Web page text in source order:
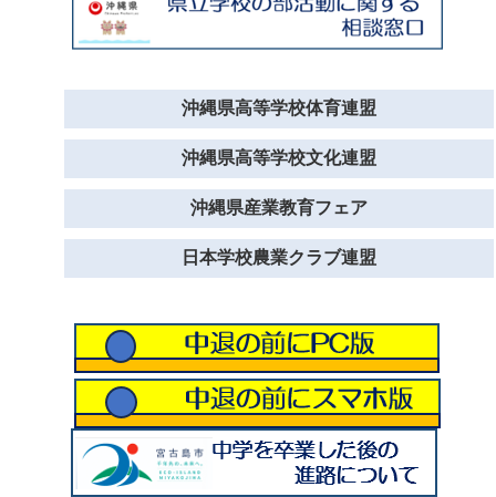
沖縄県高等学校体育連盟
沖縄県高等学校文化連盟
沖縄県産業教育フェア
日本学校農業クラブ連盟